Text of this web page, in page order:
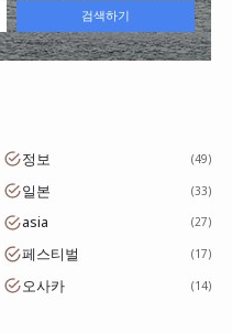
정보 49
일본 33
asia 27
페스티벌 17
오사카 14